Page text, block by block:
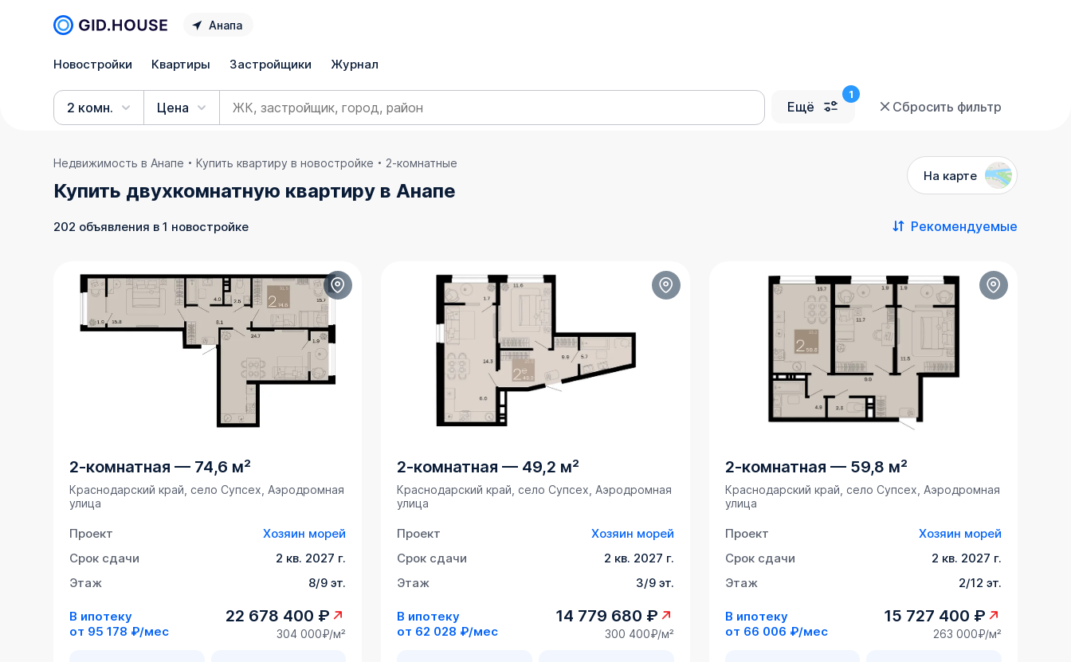
Анапа
Новостройки Квартиры Застройщики Журнал
2 комн. Цена Ещё Сбросить фильтр
Недвижимость в Анапе Купить квартиру в новостройке 2-комнатные
Купить двухкомнатную квартиру в Анапе
На карте
202 объявления в 1 новостройке Рекомендуемые
2-комнатная — 74,6 м²
Краснодарский край, село Супсех, Аэродромная
улица
Проект
Хозяин морей
Срок сдачи
2 кв. 2027 г.
Этаж
8/9 эт.
В ипотеку
от 95 178 ₽/мес
22 678 400 ₽
304 000₽/м²
2-комнатная — 49,2 м²
Краснодарский край, село Супсех, Аэродромная
улица
Проект
Хозяин морей
Срок сдачи
2 кв. 2027 г.
Этаж
3/9 эт.
В ипотеку
от 62 028 ₽/мес
14 779 680 ₽
300 400₽/м²
2-комнатная — 59,8 м²
Краснодарский край, село Супсех, Аэродромная
улица
Проект
Хозяин морей
Срок сдачи
2 кв. 2027 г.
Этаж
2/12 эт.
В ипотеку
от 66 006 ₽/мес
15 727 400 ₽
263 000₽/м²